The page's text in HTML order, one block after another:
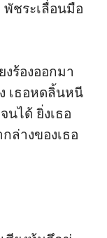
พัชระเลื่อนมือ
งร้องออกมา
เธอหดลิ้นหนี
นได้ ยิ่งเธอ
ล่างของเธอ